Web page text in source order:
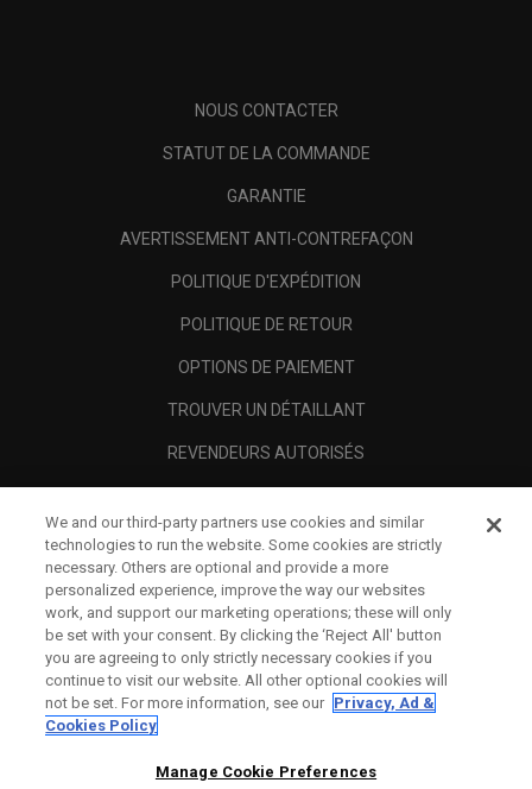
NOUS CONTACTER
STATUT DE LA COMMANDE
GARANTIE
AVERTISSEMENT ANTI-CONTREFAÇON
POLITIQUE D'EXPÉDITION
POLITIQUE DE RETOUR
OPTIONS DE PAIEMENT
TROUVER UN DÉTAILLANT
REVENDEURS AUTORISÉS
A PROPOS
MENTIONS LÉGALES
We and our third-party partners use cookies and similar
technologies to run the website. Some cookies are strictly
necessary. Others are optional and provide a more
personalized experience, improve the way our websites
work, and support our marketing operations; these will only
be set with your consent. By clicking the ‘Reject All' button
you are agreeing to only strictly necessary cookies if you
continue to visit our website. All other optional cookies will
not be set. For more information, see our Privacy, Ad &
Cookies Policy
Manage Cookie Preferences